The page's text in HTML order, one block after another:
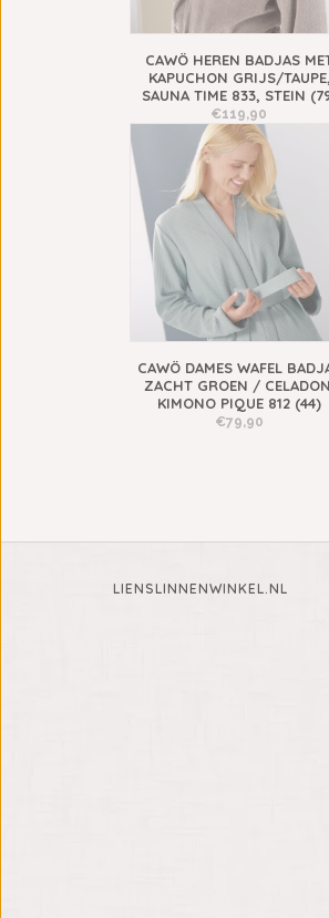
CAWÖ HEREN BADJAS
KAPUCHON GRIJS/TAUPE,
SAUNA TIME 833, STEIN
€119,90
CAWÖ DAMES WAFEL
ZACHT GROEN /
KIMONO PIQUE 812 (44)
€79,90
LIENSLINNENWINKEL.NL